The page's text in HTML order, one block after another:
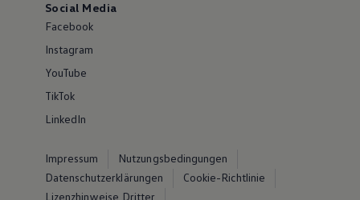
Social Media
Facebook
Instagram
YouTube
TikTok
LinkedIn
Impressum
Nutzungsbedingungen
Datenschutzerklärungen
Cookie-Richtlinie
Lizenzhinweise Dritter